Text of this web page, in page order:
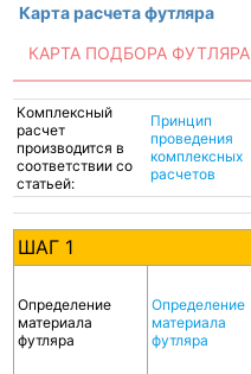
Карта расчета футляра
КАРТА ПОДБОРА ФУТЛЯРА
Комплексный
расчет
производится в
соответствии со
статьей:
Принцип
проведения
комплексных
расчетов
ШАГ 1
Определение
материала
футляра
Определение
материала
футляра